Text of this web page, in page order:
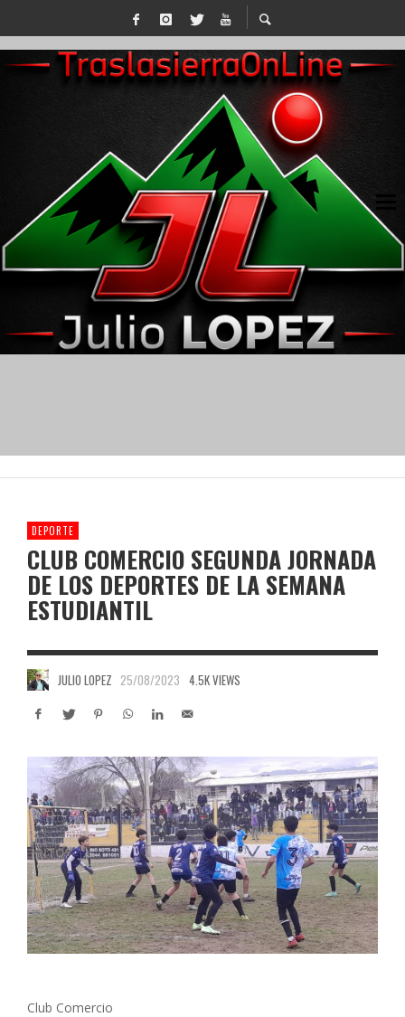
DEPORTE
CLUB COMERCIO SEGUNDA JORNADA
DE LOS DEPORTES DE LA SEMANA
ESTUDIANTIL
JULIO LOPEZ 25/08/2023 4.5K VIEWS
Club Comercio